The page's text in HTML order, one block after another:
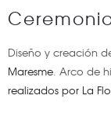
Diseño y creación
Maresme. Arco de
realizados por La